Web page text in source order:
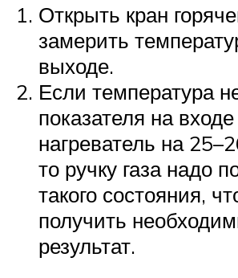
Открыть кран
замерить
выходе.
Если температура
показателя на
нагреватель на
то ручку газа надо
такого состояния,
получить
результат.